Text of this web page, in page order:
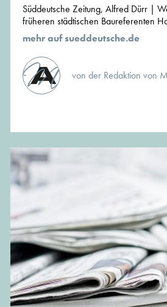
Süddeutsche Zeitung, Alfred Dürr |
früheren städtischen Baureferenten
mehr auf sueddeutsche.de
von der Redaktion von